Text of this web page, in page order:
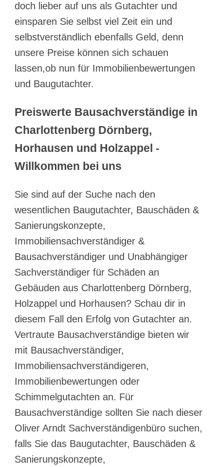
doch lieber auf uns als Gutachter und
einsparen Sie selbst viel Zeit ein und
selbstverständlich ebenfalls Geld, denn
unsere Preise können sich schauen
lassen,ob nun für Immobilienbewertungen
und Baugutachter.
Preiswerte Bausachverständige in
Charlottenberg Dörnberg,
Horhausen und Holzappel -
Willkommen bei uns
Sie sind auf der Suche nach den
wesentlichen Baugutachter, Bauschäden &
Sanierungskonzepte,
Immobiliensachverständiger &
Bausachverständiger und Unabhängiger
Sachverständiger für Schäden an
Gebäuden aus Charlottenberg Dörnberg,
Holzappel und Horhausen? Schau dir in
diesem Fall den Erfolg von Gutachter an.
Vertraute Bausachverständige bieten wir
mit Bausachverständiger,
Immobiliensachverständigeren,
Immobilienbewertungen oder
Schimmelgutachten an. Für
Bausachverständige sollten Sie nach dieser
Oliver Arndt Sachverständigenbüro suchen,
falls Sie das Baugutachter, Bauschäden &
Sanierungskonzepte,